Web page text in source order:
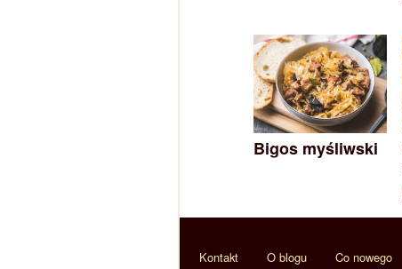
Bigos myśliwski
Kontakt O blogu Co nowego